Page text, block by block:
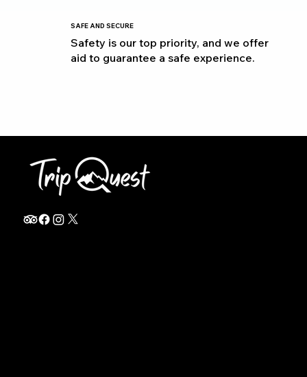
SAFE AND SECURE
Safety is our top priority, and we offer
aid to guarantee a safe experience.